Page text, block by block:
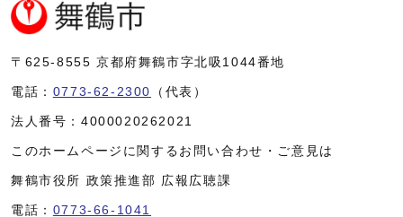
〒625-8555 京都府舞鶴市字北吸1044番地
電話： 0773-62-2300 （代表）
法人番号： 4000020262021
このホームページに関するお問い合わせ・ご意見は
舞鶴市役所 政策推進部 広報広聴課
電話： 0773-66-1041